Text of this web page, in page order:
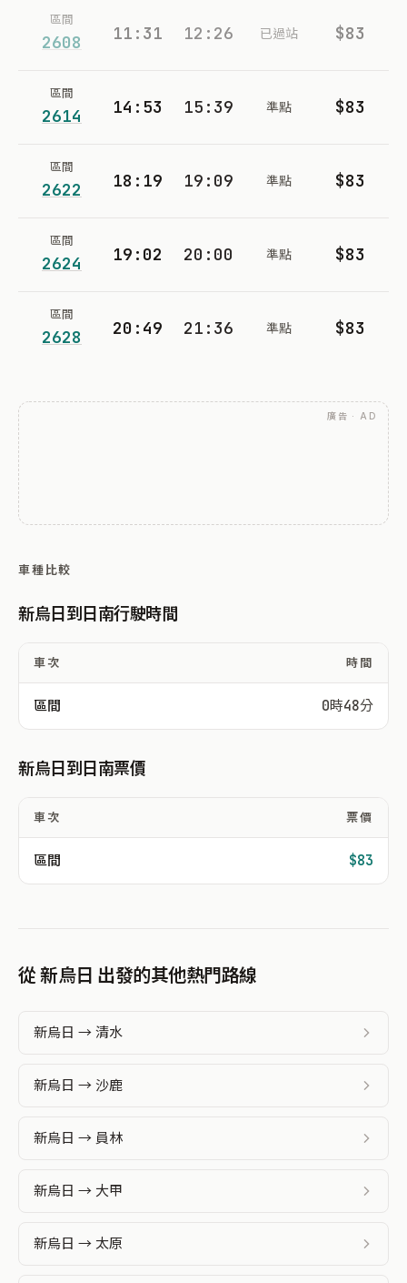
區間
2608 11:31 12:26 已過站 $83
區間
2614 14:53 15:39 準點 $83
區間
2622 18:19 19:09 準點 $83
區間
2624 19:02 20:00 準點 $83
區間
2628 20:49 21:36 準點 $83
廣告 · AD
車種比較
新烏日到日南行駛時間
車次 時間
區間 0時48分
新烏日到日南票價
車次 票價
區間 $83
從 新烏日 出發的其他熱門路線
新烏日 → 清水
新烏日 → 沙鹿
新烏日 → 員林
新烏日 → 大甲
新烏日 → 太原